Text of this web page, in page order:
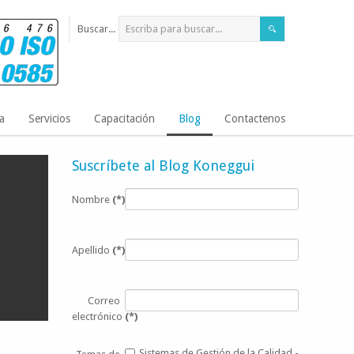
Buscar...
Servicios Capacitación Blog Contactenos
Suscríbete al Blog Koneggui
Nombre (*)
Apellido (*)
Correo
electrónico (*)